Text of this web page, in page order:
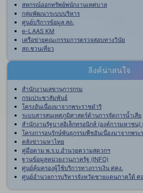
สหกรณ์ออกทรัพย์พนักงานเทศบาล
กลุ่มพัฒนาระบบบริหาร
ศูนย์บริการข้อมูล สถ.
e-LAAS KM
เครือข่ายคณะกรรมการตรวจสอบทางวินัย
สถ.ชวนเที่ยว
ลิงค์น่าสนใจ
สำนักงานเลขานุการกรม
กรมประชาสัมพันธ์
โครงอันเนื่องมาจากพระราชดำริ
ระบบสารสนเทศภูมิศาสตร์ด้านการจัดการน้ำเสีย
สำนักงานรัฐบาลอิเล็กทรอนิกส์ (องค์การมหาชน)
โครงการอนุรักษ์พันธุกรรมพืชอันเนื่องมาจากพระ
คลังข่าวมหาไทย
คู่มือตาม พ.ร.บ.อำนวยความสดวกฯ
ฐานข้อมูลหน่วยงานภาครัฐ (INFO)
ศูนย์คุ้มครองผู้ใช้บริการทางการเงิน ศคง.
ศูนย์อำนวยการบริหารจังหวัดชายแดนภาคใต้ ศ